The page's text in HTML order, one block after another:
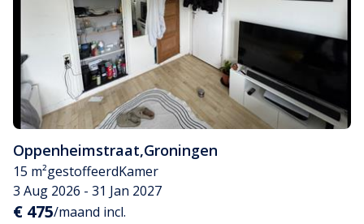
Oppenheimstraat,Groningen
15 m²gestoffeerdKamer
3 Aug 2026 - 31 Jan 2027
€ 475/maand incl.